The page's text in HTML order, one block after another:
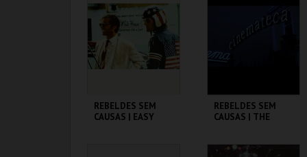
MAIS INFO
COMPRAR
MAIS INFO
REBELDES SEM
CAUSAS | EASY
REBELDES SEM
CAUSAS | THE
CINEMATECA